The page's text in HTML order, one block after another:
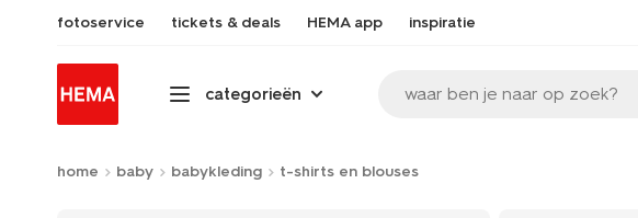
fotoservice tickets & deals HEMA app inspiratie
categorieën waar ben je naar op zoek?
home baby babykleding t-shirts en blouses